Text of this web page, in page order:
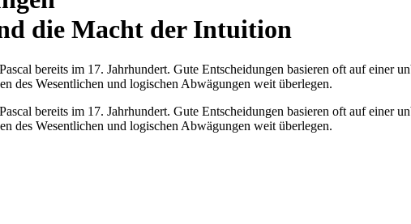
die Macht der Intuition
bereits im 17. Jahrhundert. Gute Entscheidungen basieren oft auf einer
des Wesentlichen und logischen Abwägungen weit überlegen.
bereits im 17. Jahrhundert. Gute Entscheidungen basieren oft auf einer
des Wesentlichen und logischen Abwägungen weit überlegen.